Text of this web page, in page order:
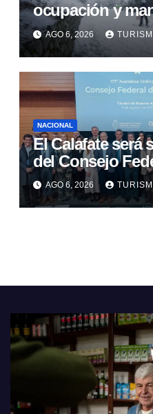
ocupación y
buenas
AGO 6, 2026
NACIONAL
El Calafate será
del Consejo
del Foro
AGO 6, 2026